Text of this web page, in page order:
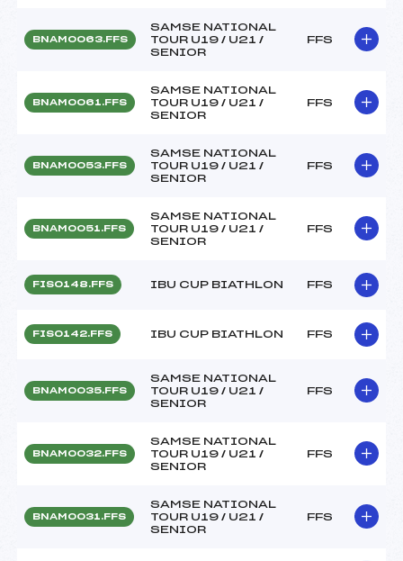
BNAM0063.FFS
SAMSE NATIONAL
TOUR U19 / U21 /
SENIOR
FFS
BNAM0061.FFS
SAMSE NATIONAL
TOUR U19 / U21 /
SENIOR
FFS
BNAM0053.FFS
SAMSE NATIONAL
TOUR U19 / U21 /
SENIOR
FFS
BNAM0051.FFS
SAMSE NATIONAL
TOUR U19 / U21 /
SENIOR
FFS
FIS0148.FFS IBU CUP BIATHLON FFS
FIS0142.FFS IBU CUP BIATHLON FFS
BNAM0035.FFS
SAMSE NATIONAL
TOUR U19 / U21 /
SENIOR
FFS
BNAM0032.FFS
SAMSE NATIONAL
TOUR U19 / U21 /
SENIOR
FFS
BNAM0031.FFS
SAMSE NATIONAL
TOUR U19 / U21 /
SENIOR
FFS